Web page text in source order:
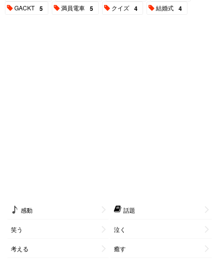
GACKT 5 満員電車 5 クイズ 4 結婚式 4
感動 話題
笑う 泣く
考える 癒す